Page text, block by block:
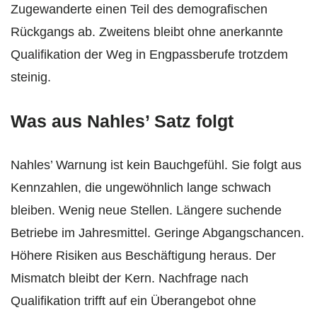
Zugewanderte einen Teil des demografischen
Rückgangs ab. Zweitens bleibt ohne anerkannte
Qualifikation der Weg in Engpassberufe trotzdem
steinig.
Was aus Nahles’ Satz folgt
Nahles’ Warnung ist kein Bauchgefühl. Sie folgt aus
Kennzahlen, die ungewöhnlich lange schwach
bleiben. Wenig neue Stellen. Längere suchende
Betriebe im Jahresmittel. Geringe Abgangschancen.
Höhere Risiken aus Beschäftigung heraus. Der
Mismatch bleibt der Kern. Nachfrage nach
Qualifikation trifft auf ein Überangebot ohne